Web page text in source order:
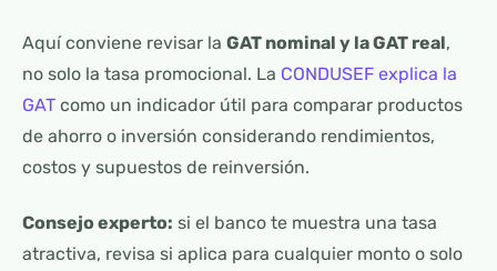
Aquí conviene revisar la GAT nominal y la GAT real,
no solo la tasa promocional. La CONDUSEF explica la
GAT como un indicador útil para comparar productos
de ahorro o inversión considerando rendimientos,
costos y supuestos de reinversión.
Consejo experto: si el banco te muestra una tasa
atractiva, revisa si aplica para cualquier monto o solo